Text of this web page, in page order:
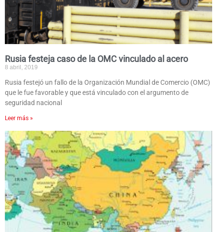
Rusia festeja caso de la OMC vinculado al acero
8 abril, 2019
Rusia festejó un fallo de la Organización Mundial de Comercio (OMC)
que le fue favorable y que está vinculado con el argumento de
seguridad nacional
Leer más »